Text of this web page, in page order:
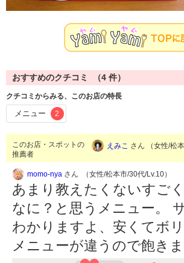
おすすめのクチコミ （4 件）
クチコミからみる、このお店の特長
メニュー 2
このお店・スポットの
推薦者
えみこ さん （女性/松
momo-nya さん （女性/松本市/30代/Lv.10）
あまり教えたくないすご
なに？と思うメニュー。
わかりますよ、安くてボ
メニューが違うので飽き